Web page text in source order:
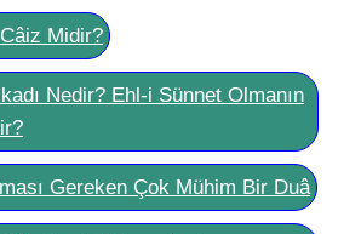
Midir?
Nedir? Ehl-i Sünnet Olmanın
Gereken Çok Mühim Bir Duâ